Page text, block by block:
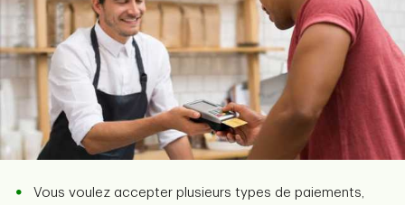
Vous voulez accepter plusieurs types de paiements,